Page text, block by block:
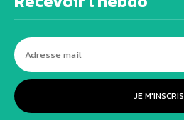
JE M'INSCRIS